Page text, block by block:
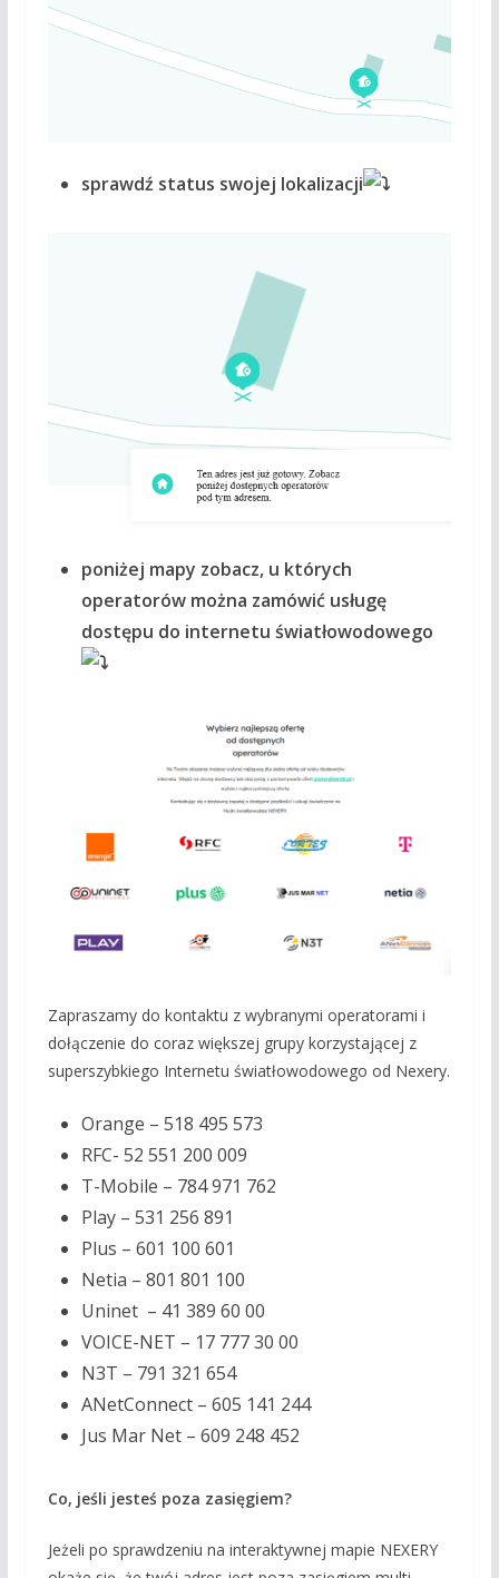
sprawdź status swojej lokalizacji
poniżej mapy zobacz, u których
operatorów można zamówić usługę
dostępu do internetu światłowodowego
Zapraszamy do kontaktu z wybranymi operatorami i
dołączenie do coraz większej grupy korzystającej z
superszybkiego Internetu światłowodowego od Nexery.
Orange – 518 495 573
RFC- 52 551 200 009
T-Mobile – 784 971 762
Play – 531 256 891
Plus – 601 100 601
Netia – 801 801 100
Uninet – 41 389 60 00
VOICE-NET – 17 777 30 00
N3T – 791 321 654
ANetConnect – 605 141 244
Jus Mar Net – 609 248 452
Co, jeśli jesteś poza zasięgiem?
Jeżeli po sprawdzeniu na interaktywnej mapie NEXERY